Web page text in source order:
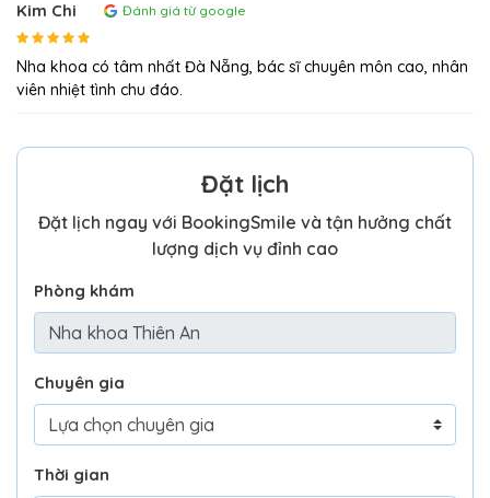
Kim Chi Đánh giá từ google
Nha khoa có tâm nhất Đà Nẵng, bác sĩ chuyên môn cao, nhân
viên nhiệt tình chu đáo.
Đặt lịch
Đặt lịch ngay với BookingSmile và tận hưởng chất
lượng dịch vụ đỉnh cao
Phòng khám
Chuyên gia
Thời gian